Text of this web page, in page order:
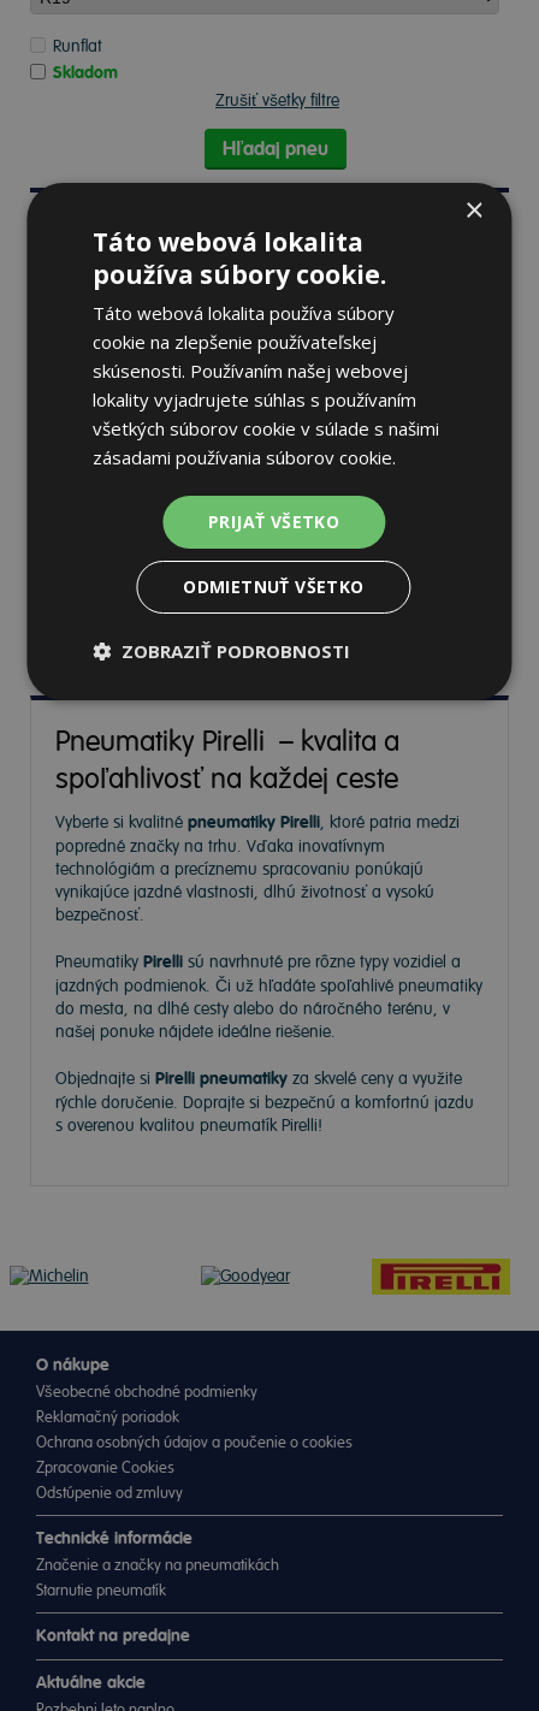
Runflat
Skladom
Zrušiť všetky filtre
Hľadaj pneu
Od najlacnejšieho
Pirelli P ZERO WINTER 2
255/45 R19 104 W Zimné
Nie je skladom Sledovať naskladnenie
264,88 €
Pneumatiky Pirelli – kvalita a
spoľahlivosť na každej ceste
Vyberte si kvalitné pneumatiky Pirelli, ktoré patria medzi
popredné značky na trhu. Vďaka inovatívnym
technológiám a precíznemu spracovaniu ponúkajú
vynikajúce jazdné vlastnosti, dlhú životnosť a vysokú
bezpečnosť.
Pneumatiky Pirelli sú navrhnuté pre rôzne typy vozidiel a
jazdných podmienok. Či už hľadáte spoľahlivé pneumatiky
do mesta, na dlhé cesty alebo do náročného terénu, v
našej ponuke nájdete ideálne riešenie.
Objednajte si Pirelli pneumatiky za skvelé ceny a využite
rýchle doručenie. Doprajte si bezpečnú a komfortnú jazdu
s overenou kvalitou pneumatík Pirelli!
O nákupe
Všeobecné obchodné podmienky
Reklamačný poriadok
Ochrana osobných údajov a poučenie o cookies
Zpracovanie Cookies
Odstúpenie od zmluvy
Technické informácie
Značenie a značky na pneumatikách
Starnutie pneumatík
Kontakt na predajne
Aktuálne akcie
×
Táto webová lokalita
používa súbory cookie.
Táto webová lokalita používa súbory
cookie na zlepšenie používateľskej
skúsenosti. Používaním našej webovej
lokality vyjadrujete súhlas s používaním
všetkých súborov cookie v súlade s našimi
zásadami používania súborov cookie.
PRIJAŤ VŠETKO
ODMIETNUŤ VŠETKO
ZOBRAZIŤ PODROBNOSTI